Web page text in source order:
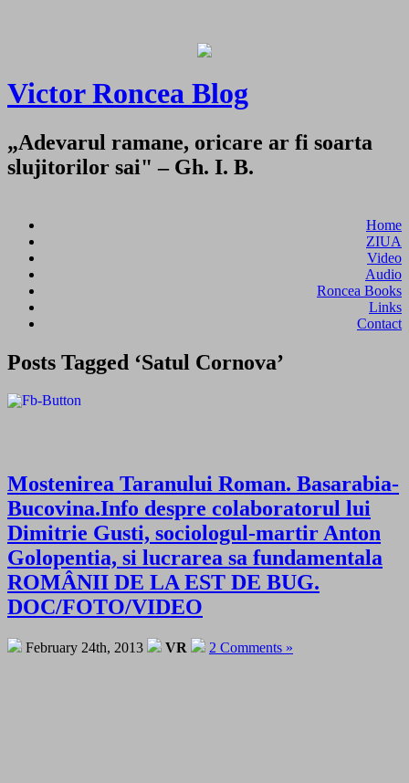
Victor Roncea Blog
„Adevarul ramane, oricare ar fi soarta
slujitorilor sai" – Gh. I. B.
Home
ZIUA
Video
Audio
Roncea Books
Links
Contact
Posts Tagged ‘Satul Cornova’
Mostenirea Taranului Roman. Basarabia-
Bucovina.Info despre colaboratorul lui
Dimitrie Gusti, sociologul-martir Anton
Golopentia, si lucrarea sa fundamentala
ROMÂNII DE LA EST DE BUG.
DOC/FOTO/VIDEO
February 24th, 2013 VR 2 Comments »